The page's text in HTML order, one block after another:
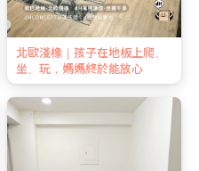
北歐淺橡｜孩子在地板上爬、
坐、玩，媽媽終於能放心